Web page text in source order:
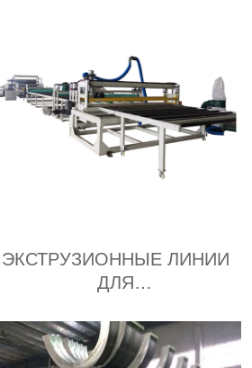
ЭКСТРУЗИОННЫЕ ЛИНИИ
ДЛЯ
ЛИСТОВ ИЗ ПП Поставщик